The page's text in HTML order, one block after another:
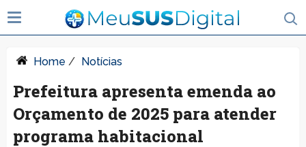
Home / Notícias
Prefeitura apresenta emenda ao
Orçamento de 2025 para atender
programa habitacional